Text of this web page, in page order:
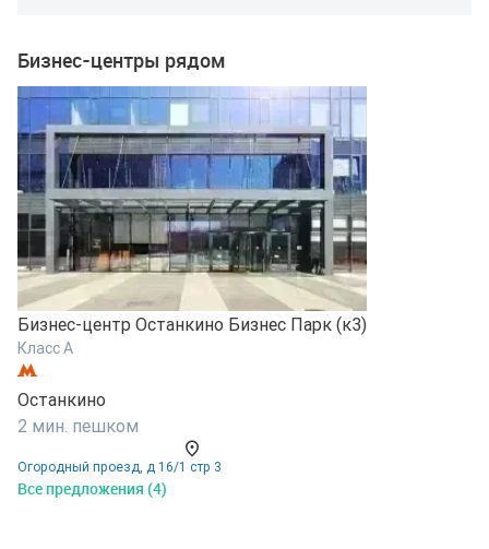
Бизнес-центры рядом
Бизнес-центр Останкино Бизнес Парк (к3)
Класс A
Останкино
2 мин. пешком
Огородный проезд, д 16/1 стр 3
Все предложения (4)